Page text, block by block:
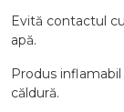
Evită contactul
apă.
Produs
căldură.